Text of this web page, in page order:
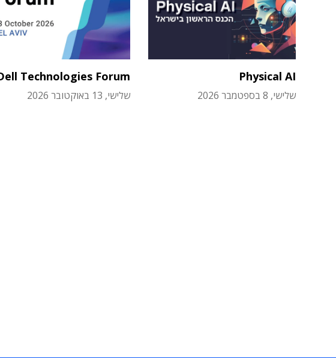
Physical AI
שלישי, 8 בספטמבר 2026
Technologies Forum
שלישי, 13 באוקטובר 2026